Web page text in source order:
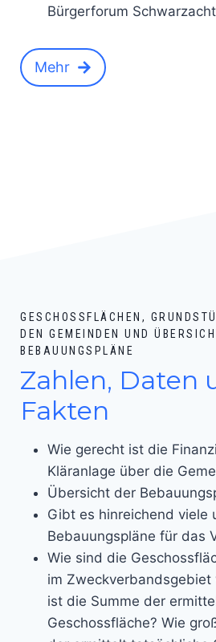
Bürgerforum
Mehr
GESCHOSSFLÄCHEN,
DEN GEMEINDEN UND
BEBAUUNGSPLÄNE
Zahlen, Daten
Fakten
Wie gerecht ist die
Kläranlage über die
Übersicht der
Gibt es hinreichend viele
Bebauungspläne für das
Wie sind die
im Zweckverbandsgebiet
ist die Summe der
Geschossfläche? Wie